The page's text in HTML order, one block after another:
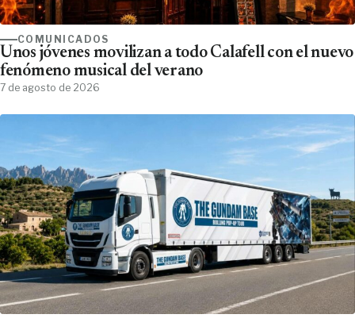
COMUNICADOS
Unos jóvenes movilizan a todo Calafell con el nuevo
fenómeno musical del verano
7 de agosto de 2026